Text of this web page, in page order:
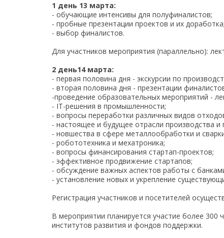
1 день 13 марта:
- обучающие интенсивы для полуфиналистов;
- пробные презентации проектов и их доработка;
- выбор финалистов.
Для участников мероприятия (параллельно):
2 день14 марта:
- первая половина дня - экскурсии по
- вторая половина дня - презентации
-проведение образовательных мероприятий -
- IT-решения в промышленности;
- вопросы переработки различных видов
- настоящее и будущее отрасли производства
- новшества в сфере металлообработки и
- робототехника и мехатроника;
- вопросы финансирования стартап-проектов;
- эффективное продвижение стартапов;
- обсуждение важных аспектов работы с
- установление новых и укрепление
Регистрация участников и посетителей
В мероприятии планируется участие более 300
институтов развития и фондов поддержки.